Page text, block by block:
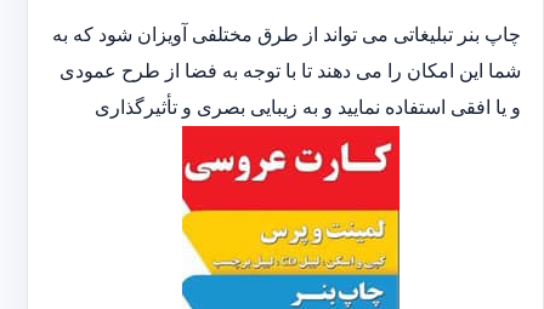
چاپ بنر تبلیغاتی می تواند از طرق مختلفی آویزان شود که به
شما این امکان را می دهند تا با توجه به فضا از طرح عمودی
و یا افقی استفاده نمایید و به زیبایی بصری و تأثیرگذاری